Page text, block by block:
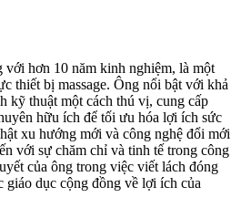
với hơn 10 năm kinh nghiệm, là một
thiết bị massage. Ông nổi bật với khả
kỹ thuật một cách thú vị, cung cấp
hữu ích để tối ưu hóa lợi ích sức
xu hướng mới và công nghệ đổi mới
với sự chăm chỉ và tinh tế trong công
của ông trong việc viết lách đóng
giáo dục cộng đồng về lợi ích của